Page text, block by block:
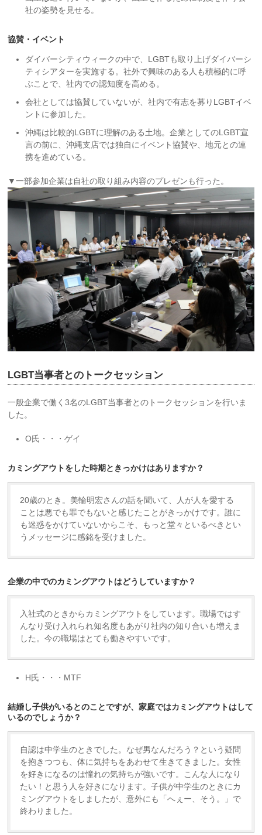
社の姿勢を見せる。
協賛・イベント
ダイバーシティウィークの中で、LGBTも取り上げダイバーシ
ティシアターを実施する。社外で興味のある人も積極的に呼
ぶことで、社内での認知度を高める。
会社としては協賛していないが、社内で有志を募りLGBTイベ
ントに参加した。
沖縄は比較的LGBTに理解のある土地。企業としてのLGBT宣
言の前に、沖縄支店では独自にイベント協賛や、地元との連
携を進めている。
▼一部参加企業は自社の取り組み内容のプレゼンも行った。
LGBT当事者とのトークセッション
一般企業で働く3名のLGBT当事者とのトークセッションを行いま
した。
O氏・・・ゲイ
カミングアウトをした時期ときっかけはありますか？
20歳のとき。美輪明宏さんの話を聞いて、人が人を愛する
ことは悪でも罪でもないと感じたことがきっかけです。誰に
も迷惑をかけていないからこそ、もっと堂々といるべきとい
うメッセージに感銘を受けました。
企業の中でのカミングアウトはどうしていますか？
入社式のときからカミングアウトをしています。職場ではす
んなり受け入れられ知名度もあがり社内の知り合いも増えま
した。今の職場はとても働きやすいです。
H氏・・・MTF
結婚し子供がいるとのことですが、家庭ではカミングアウトはして
いるのでしょうか？
自認は中学生のときでした。なぜ男なんだろう？という疑問
を抱きつつも、体に気持ちをあわせて生きてきました。女性
を好きになるのは憧れの気持ちが強いです。こんな人になり
たい！と思う人を好きになります。子供が中学生のときにカ
ミングアウトをしましたが、意外にも「へぇー、そう。」で
終わりました。